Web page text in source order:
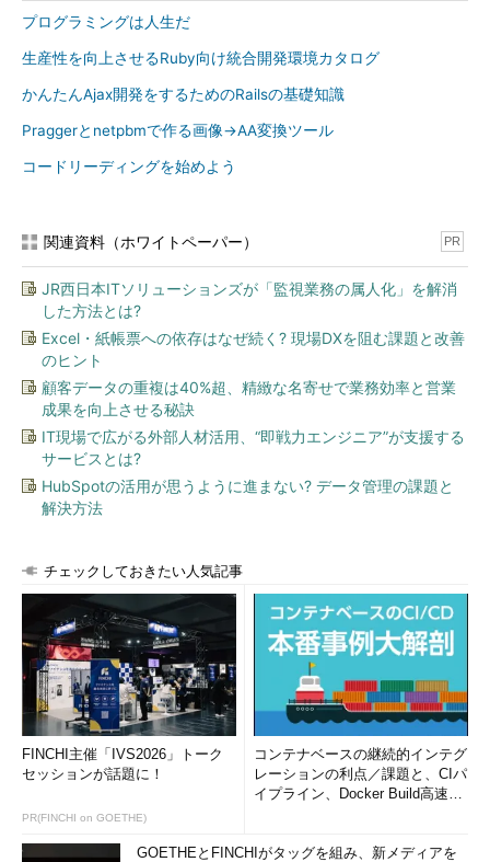
プログラミングは人生だ
生産性を向上させるRuby向け統合開発環境カタログ
かんたんAjax開発をするためのRailsの基礎知識
Praggerとnetpbmで作る画像→AA変換ツール
コードリーディングを始めよう
関連資料（ホワイトペーパー） PR
JR西日本ITソリューションズが「監視業務の属人化」を解消
した方法とは?
Excel・紙帳票への依存はなぜ続く? 現場DXを阻む課題と改善
のヒント
顧客データの重複は40%超、精緻な名寄せで業務効率と営業
成果を向上させる秘訣
IT現場で広がる外部人材活用、“即戦力エンジニア”が支援する
サービスとは?
HubSpotの活用が思うように進まない? データ管理の課題と
解決方法
チェックしておきたい人気記事
FINCHI主催「IVS2026」トーク
セッションが話題に！
PR(FINCHI on GOETHE)
コンテナベースの継続的インテグ
レーションの利点／課題と、CIパ
イプライン、Docker Build高速化
GOETHEとFINCHIがタッグを組み、新メディアを